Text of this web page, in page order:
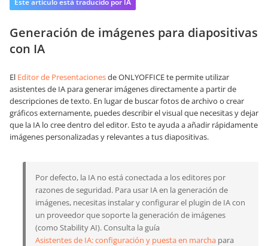
Este artículo está traducido por IA
Generación de imágenes para diapositivas
con IA
El Editor de Presentacionesde ONLYOFFICE te permite utilizar
asistentes de IA para generar imágenes directamente a partir de
descripciones de texto. En lugar de buscar fotos de archivo o crear
gráficos externamente, puedes describir el visual que necesitas y dejar
que la IA lo cree dentro del editor. Esto te ayuda a añadir rápidamente
imágenes personalizadas y relevantes a tus diapositivas.
Por defecto, la IA no está conectada a los editores por
razones de seguridad. Para usar IA en la generación de
imágenes, necesitas instalar y configurar el plugin de IA con
un proveedor que soporte la generación de imágenes
(como Stability AI). Consulta la guía
Asistentes de IA: configuración y puesta en marcha para